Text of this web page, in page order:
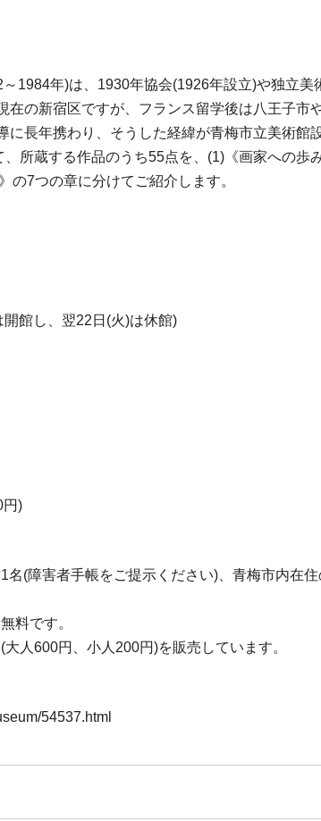
1984年)は、1930年協会(1926年設立)や独立
在の新宿区ですが、フランス留学後は八王子
長年携わり、そうした経緯が青梅市立美術館
所蔵する作品のうち55点を、(1)《画家への
の7つの章に分けてご紹介します。
館し、翌22日(火)は休館)
円)
名(障害者手帳をご提示ください)、青梅市内在
料です。
人600円、小人200円)を販売しています。
54537.html